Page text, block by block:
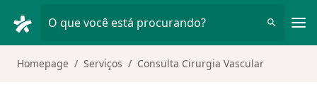
O que você está procurando?
Homepage Serviços Consulta Cirurgia Vascular